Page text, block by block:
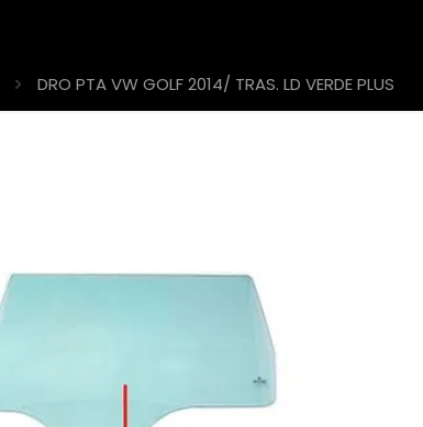
DRO PTA VW GOLF 2014/ TRAS. LD VERDE PLUS